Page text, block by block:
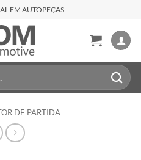
EM AUTOPEÇAS
DE PARTIDA